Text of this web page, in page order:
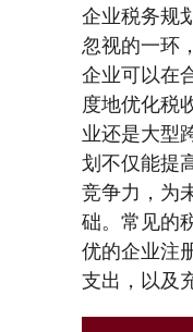
企业税务规
忽视的一环
企业可以在
度地优化税
业还是大型
划不仅能提
竞争力，为
础。常见的
优的企业注
支出，以及